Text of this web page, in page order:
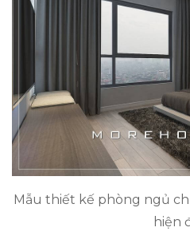
Mẫu thiết kế phòng ngủ
hiện